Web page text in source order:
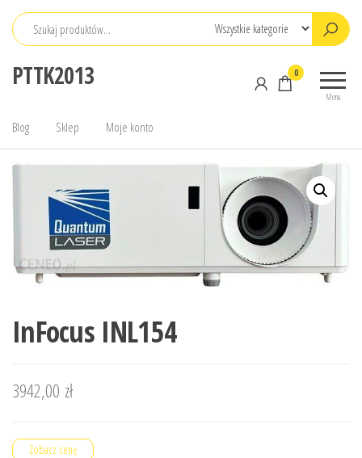
Przejdź
PTTK2013
Menu
0
Blog Sklep Moje konto
InFocus INL154
3942,00 zł
Zobacz cenę